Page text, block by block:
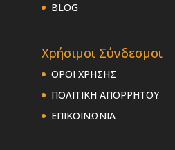
BLOG
Χρήσιμοι Σύνδεσμοι
ΟΡΟΙ ΧΡΗΣΗΣ
ΠΟΛΙΤΙΚΗ ΑΠΟΡΡΗΤΟΥ
ΕΠΙΚΟΙΝΩΝΙΑ